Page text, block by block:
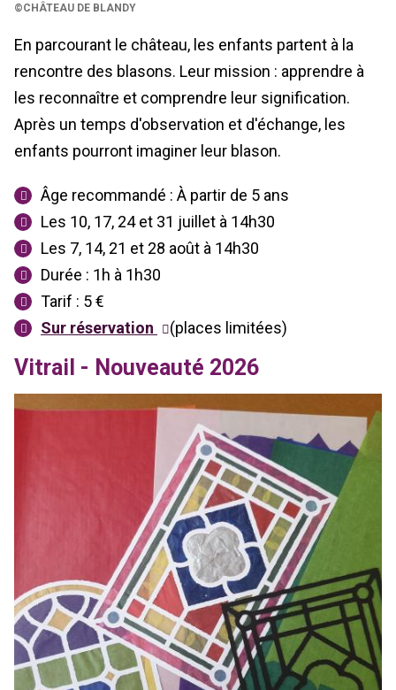
©CHÂTEAU DE BLANDY
En parcourant le château, les enfants partent à la
rencontre des blasons. Leur mission : apprendre à
les reconnaître et comprendre leur signification.
Après un temps d'observation et d'échange, les
enfants pourront imaginer leur blason.
Âge recommandé : À partir de 5 ans
Les 10, 17, 24 et 31 juillet à 14h30
Les 7, 14, 21 et 28 août à 14h30
Durée : 1h à 1h30
Tarif : 5 €
Sur réservation
(places limitées)
Vitrail - Nouveauté 2026